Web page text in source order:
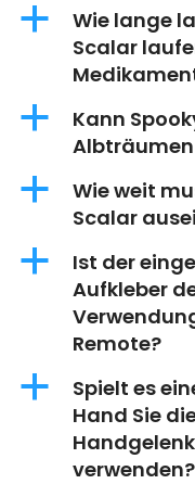
a
Wie lange
Scalar
a
Kann
a
Wie weit
Scalar
a
Ist der
Aufkleber
Remote?
a
Spielt es
Hand Sie
verwenden?